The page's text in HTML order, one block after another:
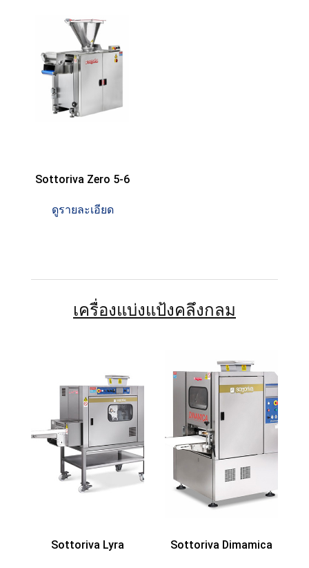
Sottoriva Zero 5-6
ดูรายละเอียด
เครื่องแบ่งแป้งคลึงกลม
Sottoriva Lyra Sottoriva Dimamica